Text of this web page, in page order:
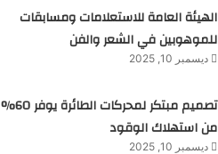
الهيئة العامة للاستعلامات ومسابقات
للموهوبين في الشعر والفن
ديسمبر 10, 2025
تصميم مبتكر لمحركات الطائرة يوفر 60%
من استهلاك الوقود
ديسمبر 10, 2025